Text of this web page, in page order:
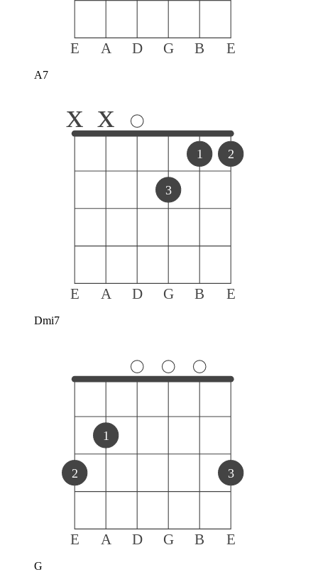
E A D G B E
A7
E A D G B E
x x
3
1 2
Dmi7
E A D G B E
2
1
3
G